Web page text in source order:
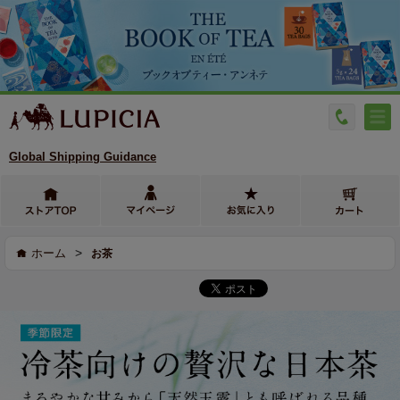
Global Shipping Guidance
ホーム > お茶